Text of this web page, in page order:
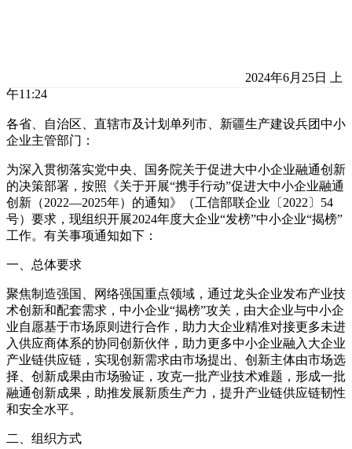
2024年6月25日 上
午11:24
各省、自治区、直辖市及计划单列市、新疆生产建设兵团中小
企业主管部门：
为深入贯彻落实党中央、国务院关于促进大中小企业融通创新
的决策部署，按照《关于开展“携手行动”促进大中小企业融通
创新（2022—2025年）的通知》（工信部联企业〔2022〕54
号）要求，现组织开展2024年度大企业“发榜”中小企业“揭榜”
工作。有关事项通知如下：
一、总体要求
聚焦制造强国、网络强国重点领域，通过龙头企业发布产业技
术创新和配套需求，中小企业“揭榜”攻关，由大企业与中小企
业自愿基于市场原则进行合作，助力大企业精准对接更多未进
入供应商体系的协同创新伙伴，助力更多中小企业融入大企业
产业链供应链，实现创新需求由市场提出、创新主体由市场选
择、创新成果由市场验证，攻克一批产业技术难题，形成一批
融通创新成果，助推发展新质生产力，提升产业链供应链韧性
和安全水平。
二、组织方式